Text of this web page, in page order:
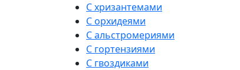
С хризантемами
С орхидеями
С альстромериями
С гортензиями
С гвоздиками